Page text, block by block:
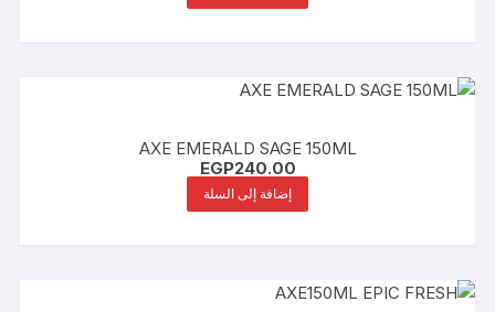
AXE EMERALD SAGE 150ML
EGP240.00
إضافة إلى السلة